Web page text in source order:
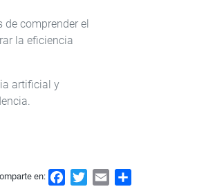
comprender el
la eficiencia
artificial y
en: